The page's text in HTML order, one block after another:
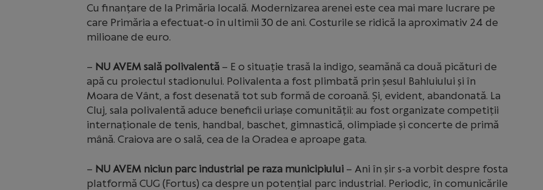
Cu finanțare de la Primăria locală. Modernizarea arenei este cea mai mare lucrare pe
care Primăria a efectuat-o în ultimii 30 de ani. Costurile se ridică la aproximativ 24 de
milioane de euro.
– NU AVEM sală polivalentă– E o situație trasă la indigo, seamănă ca două picături de
apă cu proiectul stadionului. Polivalenta a fost plimbată prin șesul Bahluiului și în
Moara de Vânt, a fost desenată tot sub formă de coroană. Și, evident, abandonată. La
Cluj, sala polivalentă aduce beneficii uriașe comunității: au fost organizate competiții
internaționale de tenis, handbal, baschet, gimnastică, olimpiade și concerte de primă
mână. Craiova are o sală, cea de la Oradea e aproape gata.
– NU AVEM niciun parc industrial pe raza municipiului– Ani în șir s-a vorbit despre fosta
platformă CUG (Fortus) ca despre un potențial parc industrial. Periodic, în comunicările